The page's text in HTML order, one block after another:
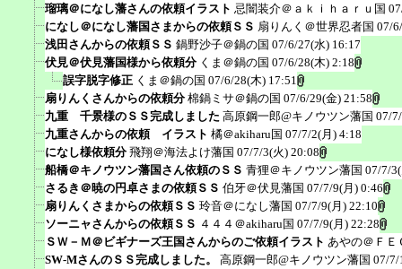
瑠璃＠になし藩さんの依頼イラスト 忌闇装介＠ａｋｉｈａｒｕ国
になし＠になし藩国さまからの依頼ＳＳ 扇りんく＠世界忍者国 07/
浅田さんからの依頼ＳＳ 鍋野沙子＠鍋の国 07/6/27(水) 16:17
伏見＠伏見藩国様から依頼分 くま＠鍋の国 07/6/28(木) 2:18
誤字脱字修正 くま＠鍋の国 07/6/28(木) 17:51
扇りんくさんからの依頼分 棉鍋ミサ＠鍋の国 07/6/29(金) 21:58
九重 千景様のＳＳ完成しました 高原鋼一郎@キノウツン藩国 07/
九重さんからの依頼 イラスト 橘＠akiharu国 07/7/2(月) 4:18
になし様依頼分 飛翔＠海法よけ藩国 07/7/3(火) 20:08
船橋＠キノウツン藩国さん依頼のＳＳ 青狸＠キノウツン藩国 07/7/
さるき＠暁の円卓さまの依頼ＳＳ 伯牙＠伏見藩国 07/7/9(月) 0:46
扇りんくさまからの依頼ＳＳ 玲音＠になし藩国 07/7/9(月) 22:10
ソーニャさんからの依頼ＳＳ ４４４＠akiharu国 07/7/9(月) 22:28
ＳＷ－Ｍ＠ビギナーズ王国さんからのご依頼イラスト あやの＠ＦＥ
SW-MさんのＳＳ完成しました。
高原鋼一郎@キノウツン藩国 07/7/